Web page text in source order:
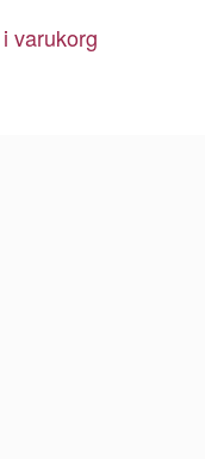
varukorg